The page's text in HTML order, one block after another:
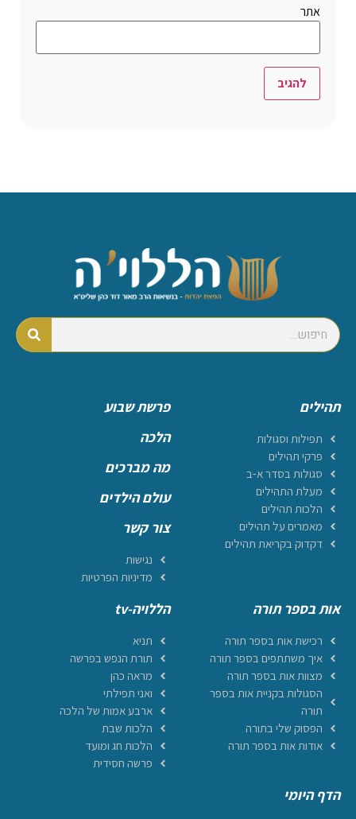
אתר
תהילים
תפילות וסגולות
פרקי תהילים
סגולות בסדר א-ב
מעלת התהילים
הלכות תהילים
מאמרים על תהילים
דקדוק בקריאת תהילים
פרשת שבוע
הלכה
מה מברכים
עולם הילדים
צור קשר
נגישות
מדיניות הפרטיות
אות בספר תורה
רכישת אות בספר תורה
איך משתתפים בספר תורה
מצוות אות בספר תורה
הסגולות בקניית אות בספר
תורה
הפסוק שלי בתורה
אודות אות בספר תורה
הללויה-tv
תניא
תורת הנפש בפרשה
מראה כהן
ואני תפילתי
ארבע אמות של הלכה
הלכות שבת
הלכות חג ומועד
פרשה חסידית
הדף היומי